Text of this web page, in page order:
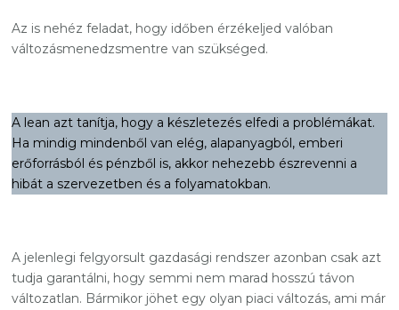
Az is nehéz feladat, hogy időben érzékeljed valóban
változásmenedzsmentre van szükséged.
A lean azt tanítja, hogy a készletezés elfedi a problémákat.
Ha mindig mindenből van elég, alapanyagból, emberi
erőforrásból és pénzből is, akkor nehezebb észrevenni a
hibát a szervezetben és a folyamatokban.
A jelenlegi felgyorsult gazdasági rendszer azonban csak azt
tudja garantálni, hogy semmi nem marad hosszú távon
változatlan. Bármikor jöhet egy olyan piaci változás, ami már